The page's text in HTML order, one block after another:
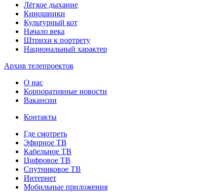
Лёгкое дыхание
Киношники
Культурный кот
Начало века
Штрихи к портрету
Национальный характер
Архив телепроектов
О нас
Корпоративные новости
Вакансии
Контакты
Где смотреть
Эфирное ТВ
Кабельное ТВ
Цифровое ТВ
Спутниковое ТВ
Интернет
Мобильные приложения